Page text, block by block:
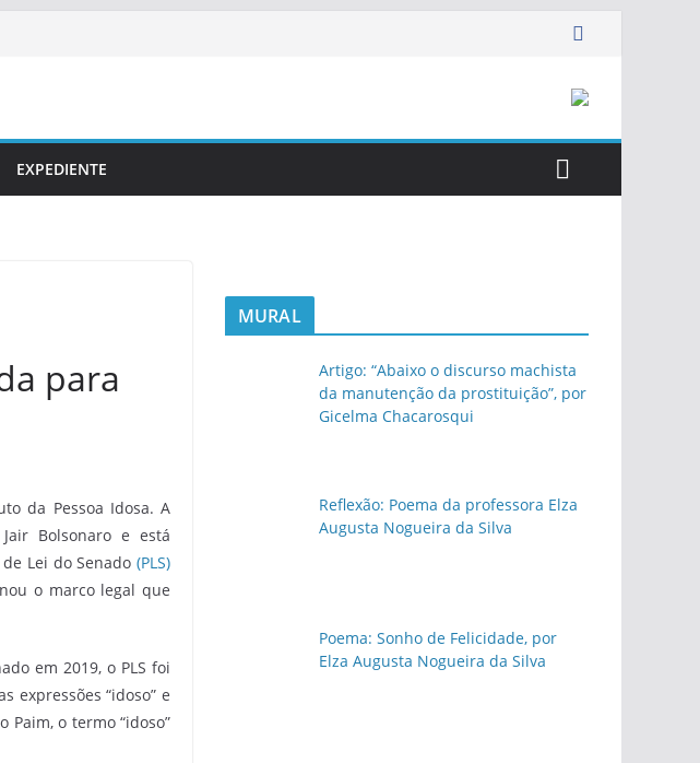
EXPEDIENTE
para
da Pessoa Idosa. A
Bolsonaro e está
Lei do Senado(PLS)
o marco legal que
em 2019, o PLS foi
expressões “idoso” e
Paim, o termo “idoso”
MURAL
Artigo: “Abaixo o discurso machista
da manutenção da prostituição”, por
Gicelma Chacarosqui
Reflexão: Poema da professora Elza
Augusta Nogueira da Silva
Poema: Sonho de Felicidade, por
Elza Augusta Nogueira da Silva